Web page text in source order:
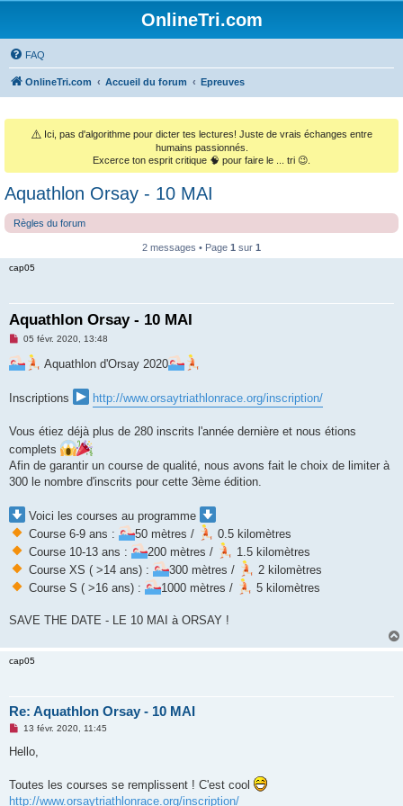
OnlineTri.com
FAQ
OnlineTri.com Accueil du forum Epreuves
⚠️ Ici, pas d'algorithme pour dicter tes lectures! Juste de vrais échanges entre
humains passionnés.
Excerce ton esprit critique 🧠 pour faire le ... tri 😉.
Aquathlon Orsay - 10 MAI
Règles du forum
2 messages • Page 1 sur 1
cap05
Aquathlon Orsay - 10 MAI
M
s
s
e
n
l
u
05 févr. 2020, 13:48
Aquathlon d'Orsay 2020
Inscriptions http://www.orsaytriathlonrace.org/inscription/
Vous étiez déjà plus de 280 inscrits l'année dernière et nous étions
complets
Afin de garantir un course de qualité, nous avons fait le choix de limiter à
300 le nombre d'inscrits pour cette 3ème édition.
Voici les courses au programme
Course 6-9 ans :
50 mètres /
0.5 kilomètres
Course 10-13 ans :
200 mètres /
1.5 kilomètres
Course XS ( >14 ans) :
300 mètres /
2 kilomètres
Course S ( >16 ans) :
1000 mètres / 5 kilomètres
SAVE THE DATE - LE 10 MAI à ORSAY !
cap05
Re: Aquathlon Orsay - 10 MAI
M
s
g
e
n
13 févr. 2020, 11:45
Hello,
Toutes les courses se remplissent ! C'est cool
http://www.orsaytriathlonrace.org/inscription/